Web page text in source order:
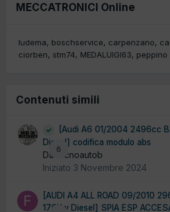
MECCATRONICI Online
ludema boschservice carpenzano
ciorben
stm74 MEDALUIGI63 peppino
Contenuti simili
6
[Audi A6 01/2004 2496cc
Diesel] codifica modulo abs
Da tecnoautob
Iniziato 3 Novembre 2024
[AUDI A4 ALL ROAD 09/2010
176Kw Diesel] SPIA ESP